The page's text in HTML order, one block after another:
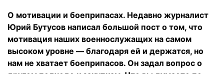
О мотивации и боеприпасах. Недавно журналист
Юрий Бутусов написал большой пост о том, что
мотивация наших военнослужащих на самом
высоком уровне — благодаря ей и держатся, но
нам не хватает боеприпасов. Он задал вопрос о